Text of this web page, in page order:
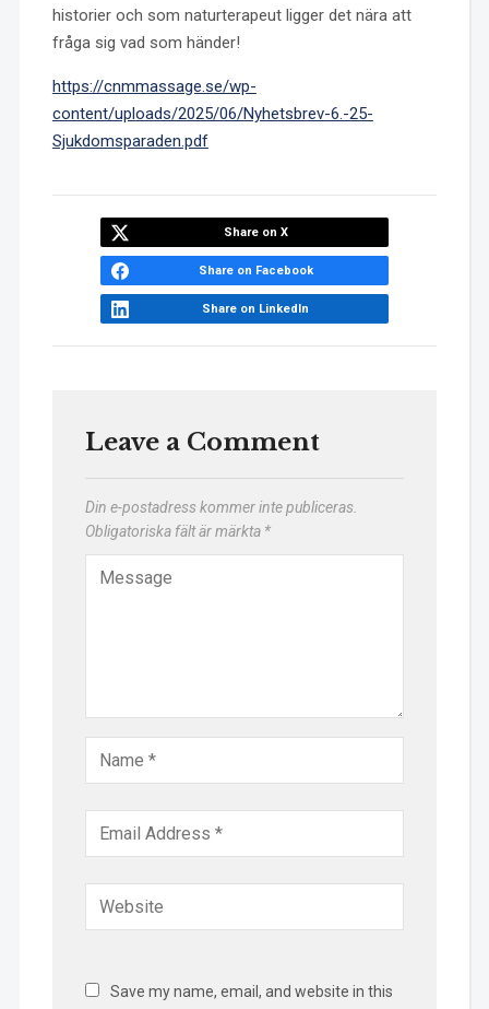
historier och som naturterapeut ligger det nära att
fråga sig vad som händer!
https://cnmmassage.se/wp-
content/uploads/2025/06/Nyhetsbrev-6.-25-
Sjukdomsparaden.pdf
Share on X
Share on Facebook
Share on LinkedIn
Leave a Comment
Din e-postadress kommer inte publiceras.
Obligatoriska fält är märkta *
Save my name, email, and website in this